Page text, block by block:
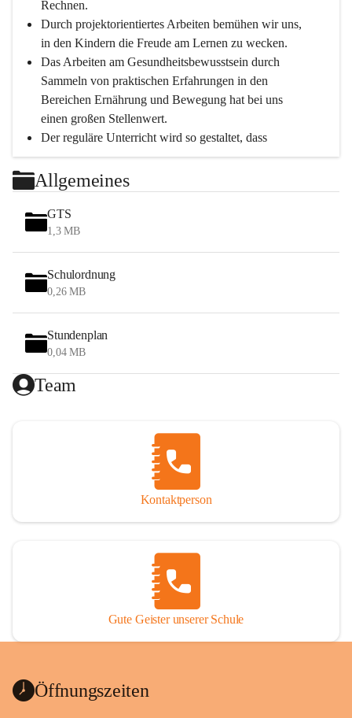
Rechnen.
Durch projektorientiertes Arbeiten bemühen wir uns,
in den Kindern die Freude am Lernen zu wecken.
Das Arbeiten am Gesundheitsbewusstsein durch
Sammeln von praktischen Erfahrungen in den
Bereichen Ernährung und Bewegung hat bei uns
einen großen Stellenwert.
Der reguläre Unterricht wird so gestaltet, dass
Bewegungseinheiten immer möglich sind.
Durch die täglichen Bewegungseinheiten können
unsere Schüler*innen in einer entspannten
Atmosphäre das Gelernte leichter verinnerlichen.
Tägliche Hofpausen an der frischen Luft bei
jeglichem Wetter (außer Regen) bieten weiter eine
tiefgreifende Erholung.
Schwerpunkte
Persönlichkeitsentwicklung
psychische Gesundheit)
Erasmus (internationale Projekte)
MIN(K)T (Mathematik- Informatik-
Naturwissenschaften- (Kunst)- Technik)
Das Förderkonzept der VS St. Nikolai ob Drassling setzt
sich aus folgenden Elementen zusammen:
Organisatorische (personelle und strukturelle)
Maßnahmen
Allgemeines
GTS
1,3 MB
Schulordnung
0,26 MB
Stundenplan
0,04 MB
Team
Kontaktperson
Gute Geister unserer Schule
Öffnungszeiten